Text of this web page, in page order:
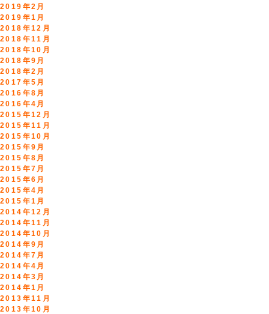
2019年2月
2019年1月
2018年12月
2018年11月
2018年10月
2018年9月
2018年2月
2017年5月
2016年8月
2016年4月
2015年12月
2015年11月
2015年10月
2015年9月
2015年8月
2015年7月
2015年6月
2015年4月
2015年1月
2014年12月
2014年11月
2014年10月
2014年9月
2014年7月
2014年4月
2014年3月
2014年1月
2013年11月
2013年10月